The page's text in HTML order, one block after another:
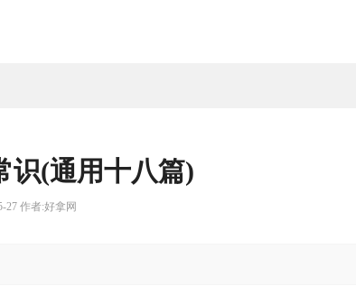
识(通用十八篇)
27 作者:好拿网